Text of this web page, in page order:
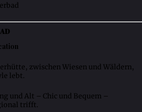
zwischen Wiesen und Wäldern,
lebt.
und Alt – Chic und Bequem –
trifft.